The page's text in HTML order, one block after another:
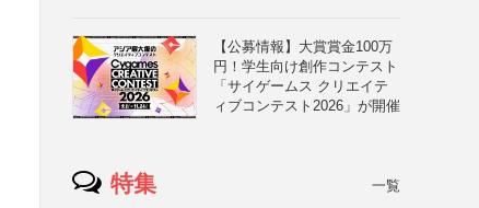
【公募情報】大賞賞金100万
円！学生向け創作コンテスト
「サイゲームス クリエイテ
ィブコンテスト2026」が開催
特集 一覧